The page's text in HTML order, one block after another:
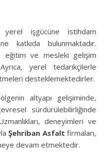
yerel işgücüne istihdam
katkıda bulunmaktadır.
eğitim ve mesleki gelişim
yerel tedarikçilerle
desteklemektedirler.
altyapı gelişiminde,
sürdürülebilirliğinde
deneyimleri ve
Şehriban Asfalt firmaları,
devam etmektedir.